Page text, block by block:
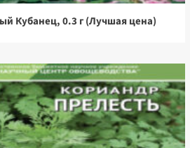
Кубанец, 0.3 г (Лучшая цена)